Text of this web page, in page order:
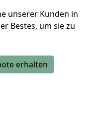
unserer Kunden in
Bestes, um sie zu
erhalten